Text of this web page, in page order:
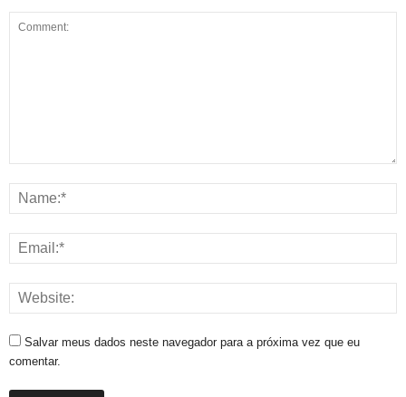
Salvar meus dados neste navegador para a próxima vez que eu
comentar.